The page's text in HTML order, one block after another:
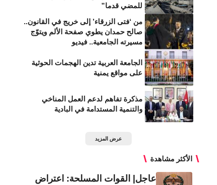
للمضي قدما”
من ‘فتى الزرقاء’ إلى خريج في القانون..
صالح حمدان يطوي صفحة الألم ويتوّج
مسيرته الجامعية.. فيديو
الجامعة العربية تدين الهجمات الحوثية
على مواقع يمنية
مذكرة تفاهم لدعم العمل المناخي
والتنمية المستدامة في البادية
عرض المزيد
الأكثر مشاهدة
عاجل| القوات المسلحة: اعتراض